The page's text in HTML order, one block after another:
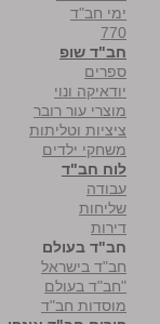
ימי חב"ד
770
חב"ד שופ
ספרים
יודאיקה ונוי
מוצרי עור רובר
ציציות וטליתות
משחקי ילדים
לוח חב"ד
עבודה
שליחות
דירות
חב"ד בעולם
חב"ד בישראל
"חב"ד בעולם
מוסדות חב"ד